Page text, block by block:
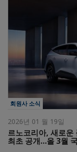
회원사 소식
2026년 01 월 19일
르노코리아, 새로운
최초 공개…올 3월